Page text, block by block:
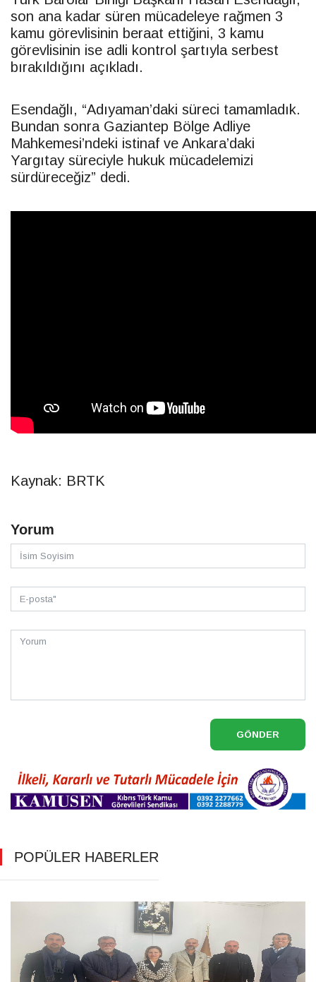
son ana kadar süren mücadeleye rağmen 3
kamu görevlisinin beraat ettiğini, 3 kamu
görevlisinin ise adli kontrol şartıyla serbest
bırakıldığını açıkladı.
Esendağlı, “Adıyaman’daki süreci tamamladık.
Bundan sonra Gaziantep Bölge Adliye
Mahkemesi’ndeki istinaf ve Ankara’daki
Yargıtay süreciyle hukuk mücadelemizi
sürdüreceğiz” dedi.
Kaynak: BRTK
Yorum
GÖNDER
POPÜLER HABERLER